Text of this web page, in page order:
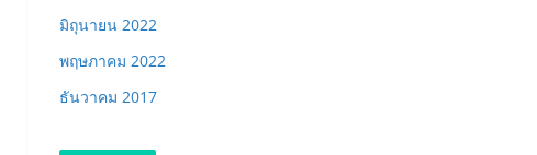
มิถุนายน 2022
พฤษภาคม 2022
ธันวาคม 2017